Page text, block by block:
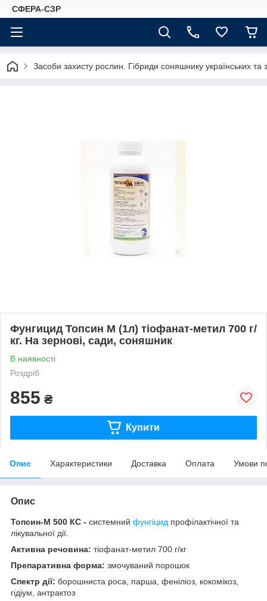
СФЕРА-СЗР
Засоби захисту рослин. Гібриди соняшнику українських та
Фунгицид Топсин М (1л) тіофанат-метил 700 г/
кг. На зернові, сади, соняшник
В наявності
Роздріб
855 ₴
Купити
Опис Характеристики Доставка Оплата Умови
Опис
Топсин-М 500 КС - системний фунгіцид профілактічної та
лікувальної дії.
Активна речовина: тіофанат-метил 700 г/кг
Препаративна форма: змочуваний порошок
Спектр дії: борошниста роса, парша, феніліоз, кокомікоз,
гідіум, антрактоз